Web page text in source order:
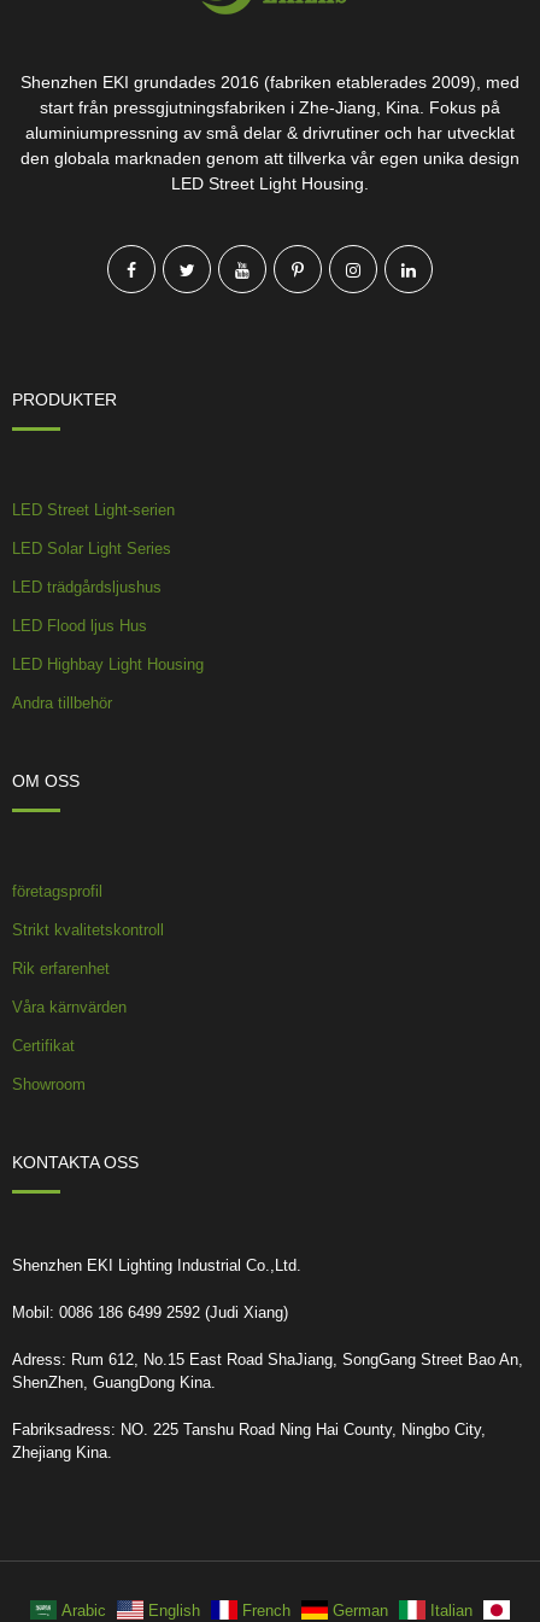
Shenzhen EKI grundades 2016 (fabriken etablerades 2009), med
start från pressgjutningsfabriken i Zhe-Jiang, Kina. Fokus på
aluminiumpressning av små delar & drivrutiner och har utvecklat
den globala marknaden genom att tillverka vår egen unika design
LED Street Light Housing.
PRODUKTER
LED Street Light-serien
LED Solar Light Series
LED trädgårdsljushus
LED Flood ljus Hus
LED Highbay Light Housing
Andra tillbehör
OM OSS
företagsprofil
Strikt kvalitetskontroll
Rik erfarenhet
Våra kärnvärden
Certifikat
Showroom
KONTAKTA OSS
Shenzhen EKI Lighting Industrial Co.,Ltd.
Mobil: 0086 186 6499 2592 (Judi Xiang)
Adress: Rum 612, No.15 East Road ShaJiang, SongGang Street Bao An,
ShenZhen, GuangDong Kina.
Fabriksadress: NO. 225 Tanshu Road Ning Hai County, Ningbo City,
Zhejiang Kina.
Arabic English French German Italian